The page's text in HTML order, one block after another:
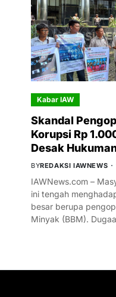
Kabar IAW
Skandal
Korupsi Rp
Desak
BYREDAKSI IAWNEWS
IAWNews.com –
ini tengah
besar berupa
Minyak (BBM).